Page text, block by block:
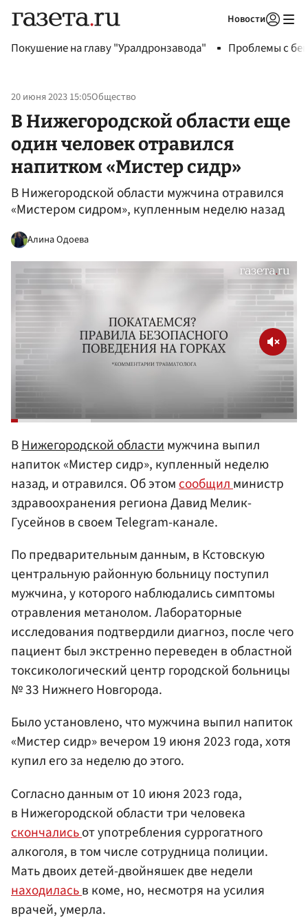
Новости
Покушение на главу "Уралдронзавода" Проблемы с
20 июня 2023 15:05Общество
В Нижегородской области еще
один человек отравился
напитком «Мистер сидр»
В Нижегородской области мужчина отравился
«Мистером сидром», купленным неделю назад
Алина Одоева
ВНижегородской областимужчина выпил
напиток «Мистер сидр», купленный неделю
назад, и отравился. Об этомсообщилминистр
здравоохранения региона Давид Мелик-
Гусейнов в своем Telegram-канале.
По предварительным данным, в Кстовскую
центральную районную больницу поступил
мужчина, у которого наблюдались симптомы
отравления метанолом. Лабораторные
исследования подтвердили диагноз, после чего
пациент был экстренно переведен в областной
токсикологический центр городской больницы
№ 33 Нижнего Новгорода.
Было установлено, что мужчина выпил напиток
«Мистер сидр» вечером 19 июня 2023 года, хотя
купил его за неделю до этого.
Согласно данным от 10 июня 2023 года,
в Нижегородской области три человека
скончалисьот употребления суррогатного
алкоголя, в том числе сотрудница полиции.
Мать двоих детей-двойняшек две недели
находиласьв коме, но, несмотря на усилия
врачей, умерла.